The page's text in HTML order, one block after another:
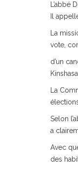
Il
La
vote,
d’un
La
Selon
a
Avec
des